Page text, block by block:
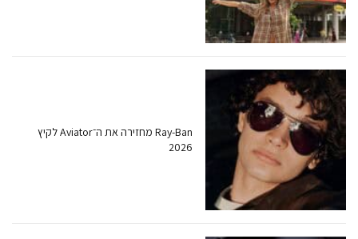
Ray-Ban מחזירה את ה־Aviator לקיץ
2026